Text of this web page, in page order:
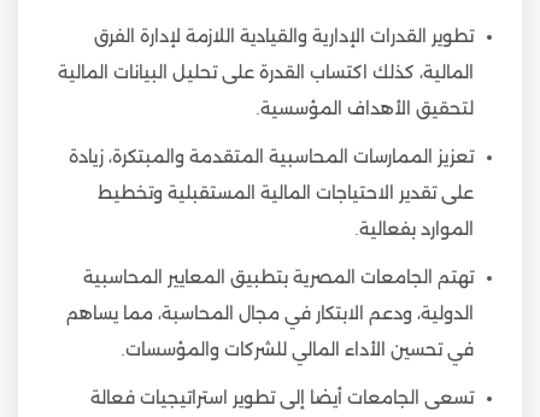
تطوير القدرات الإدارية والقيادية اللازمة لإدارة الفرق
المالية، كذلك اكتساب القدرة على تحليل البيانات المالية
لتحقيق الأهداف المؤسسية.
تعزيز الممارسات المحاسبية المتقدمة والمبتكرة، زيادة
على تقدير الاحتياجات المالية المستقبلية وتخطيط
الموارد بفعالية.
تهتم الجامعات المصرية بتطبيق المعايير المحاسبية
الدولية، ودعم الابتكار في مجال المحاسبة، مما يساهم
في تحسين الأداء المالي للشركات والمؤسسات.
تسعى الجامعات أيضا إلى تطوير استراتيجيات فعالة